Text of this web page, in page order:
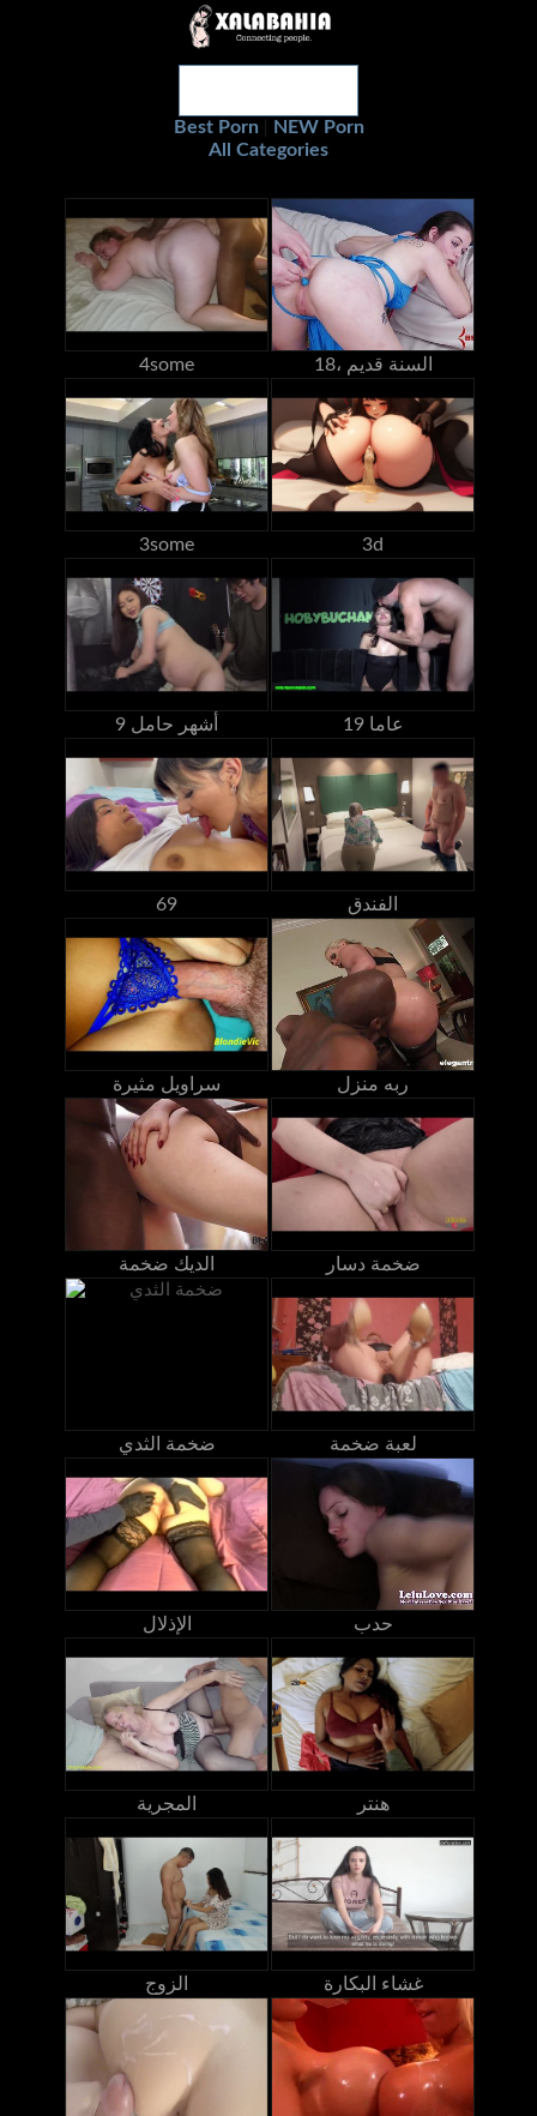
Best Porn
NEW Porn
All Categories
4some 18، السنة قديم
3some 3d
9 أشهر حامل 19 عاما
69 الفندق
سراويل مثيرة ربه منزل
الديك ضخمة ضخمة دسار
ضخمة الثدي لعبة ضخمة
الإذلال حدب
المجرية هنتر
الزوج غشاء البكارة